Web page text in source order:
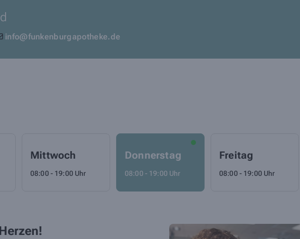
info@funkenburgapotheke.de
Mittwoch
08:00 - 19:00 Uhr
Donnerstag
08:00 - 19:00 Uhr
Freitag
08:00 - 19:00 Uhr